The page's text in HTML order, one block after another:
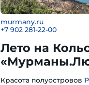
murmany.ru
+7 902 281-22-00
Лето на
Красота полуостровов